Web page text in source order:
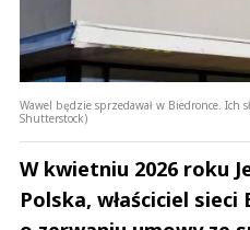
Wawel będzie sprzedawał w Biedronce. Ich
Shutterstock)
W kwietniu 2026 roku
Polska, właściciel